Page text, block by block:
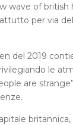
wave of british
per via
del 2019
le
are